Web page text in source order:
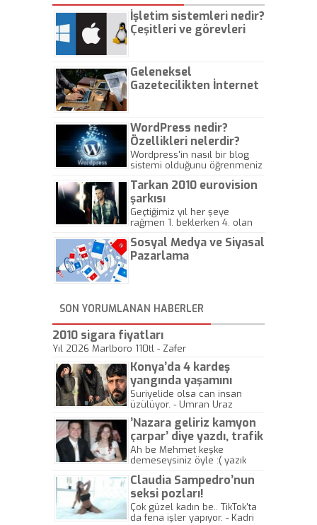
İşletim sistemleri nedir?
Çeşitleri ve görevleri
Geleneksel
Gazetecilikten İnternet
WordPress nedir?
Özellikleri nelerdir?
Wordpress'in nasıl bir blog
sistemi olduğunu öğrenmeniz
Tarkan 2010 eurovision
şarkısı
Geçtiğimiz yıl her şeye
rağmen 1. beklerken 4. olan
gösterisinin bu yarışmada
önemli olmadığını anlamıştır.
Sosyal Medya ve Siyasal
Pazarlama
SON YORUMLANAN HABERLER
2010 sigara fiyatları
Yıl 2026 Marlboro 110tl - Zafer
Konya’da 4 kardeş
yangında yaşamını
yitirdi
Suriyelide olsa can insan
üzülüyor. - Umran Uraz
’Nazara geliriz kamyon
çarpar’ diye yazdı, trafik
kazasında öldü!
Ah be Mehmet keşke
demeseysiniz öyle :( yazık
Claudia Sampedro’nun
seksi pozları!
Çok güzel kadın be.. TikTok'ta
da fena işler yapıyor. - Kadri